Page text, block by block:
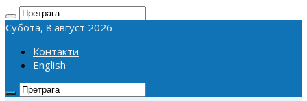
Субота, 8.август 2026
Контакти
English